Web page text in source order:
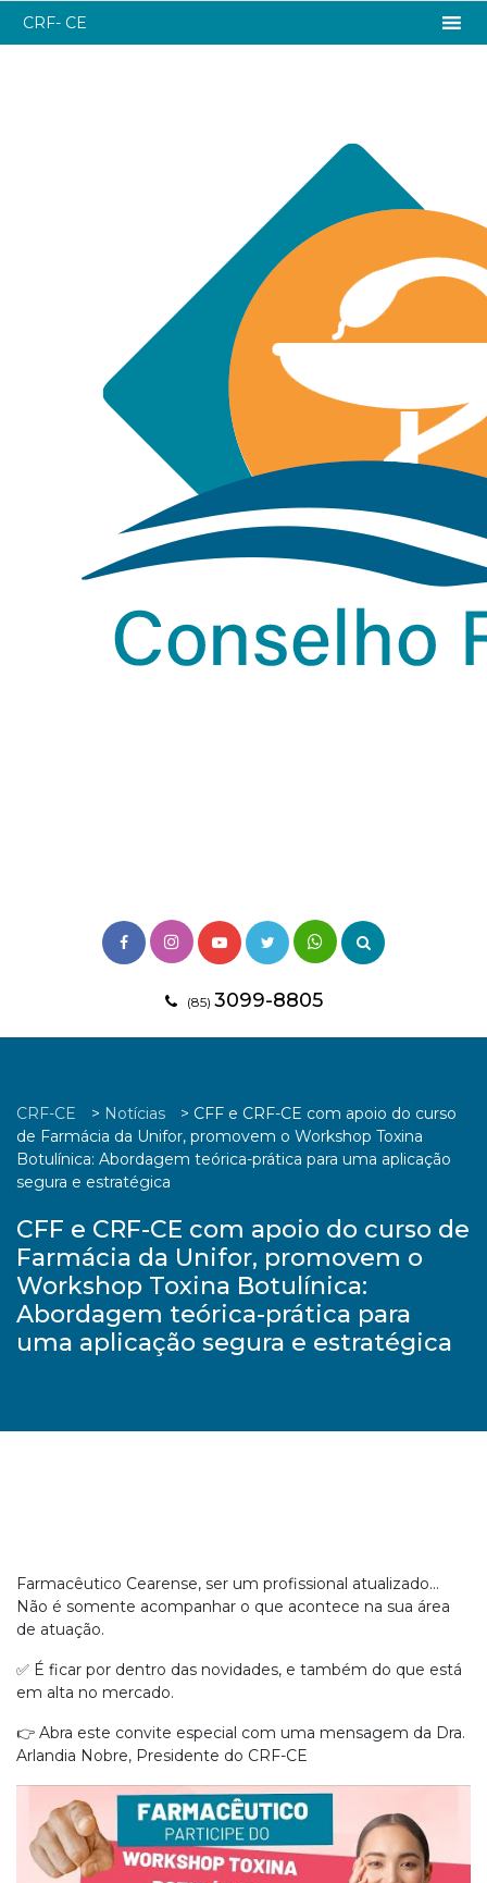
(85) 3099-8805
CRF- CE
CRF-CE > Notícias > CFF e CRF-CE com apoio do curso
de Farmácia da Unifor, promovem o Workshop Toxina
Botulínica: Abordagem teórica-prática para uma aplicação
segura e estratégica
CFF e CRF-CE com apoio do curso de
Farmácia da Unifor, promovem o
Workshop Toxina Botulínica:
Abordagem teórica-prática para
uma aplicação segura e estratégica
Farmacêutico Cearense, ser um profissional atualizado…
Não é somente acompanhar o que acontece na sua área
de atuação.
✅ É ficar por dentro das novidades, e também do que está
em alta no mercado.
👉 Abra este convite especial com uma mensagem da Dra.
Arlandia Nobre, Presidente do CRF-CE